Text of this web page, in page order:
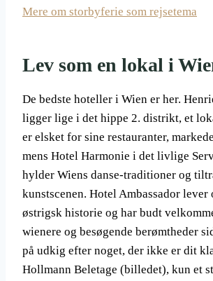
Mere om storbyferie som rejsetema
Lev som en lokal i
De bedste hoteller i Wien er her.
ligger lige i det hippe 2. distrikt, et
er elsket for sine restauranter,
mens Hotel Harmonie i det livlige
hylder Wiens danse-traditioner og
kunstscenen. Hotel Ambassador lever
østrigsk historie og har budt
wienere og besøgende berømtheder
på udkig efter noget, der ikke er dit
Hollmann Beletage (billedet), kun et